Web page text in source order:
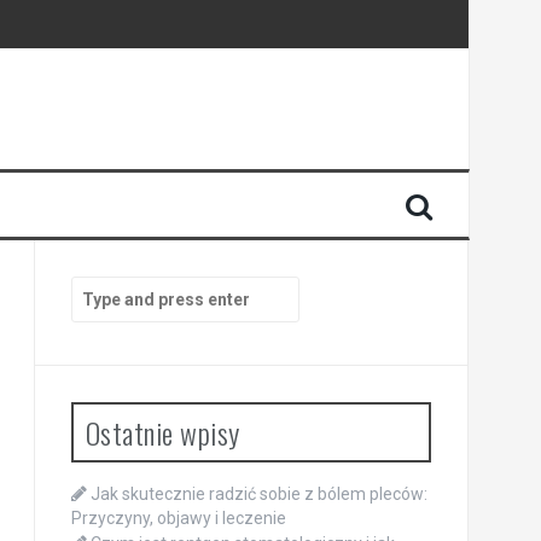
for:
Ostatnie wpisy
Jak skutecznie radzić sobie z bólem pleców:
Przyczyny, objawy i leczenie